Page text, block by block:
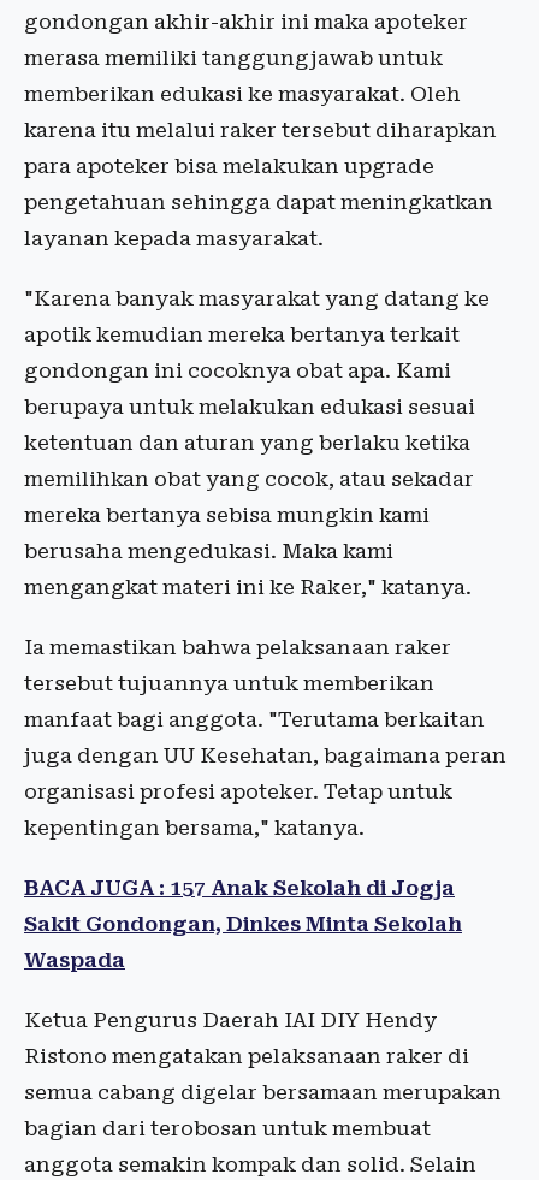
gondongan akhir-akhir ini maka apoteker
merasa memiliki tanggungjawab untuk
memberikan edukasi ke masyarakat. Oleh
karena itu melalui raker tersebut diharapkan
para apoteker bisa melakukan upgrade
pengetahuan sehingga dapat meningkatkan
layanan kepada masyarakat.
"Karena banyak masyarakat yang datang ke
apotik kemudian mereka bertanya terkait
gondongan ini cocoknya obat apa. Kami
berupaya untuk melakukan edukasi sesuai
ketentuan dan aturan yang berlaku ketika
memilihkan obat yang cocok, atau sekadar
mereka bertanya sebisa mungkin kami
berusaha mengedukasi. Maka kami
mengangkat materi ini ke Raker," katanya.
Ia memastikan bahwa pelaksanaan raker
tersebut tujuannya untuk memberikan
manfaat bagi anggota. "Terutama berkaitan
juga dengan UU Kesehatan, bagaimana peran
organisasi profesi apoteker. Tetap untuk
kepentingan bersama," katanya.
BACA JUGA : 157 Anak Sekolah di Jogja
Sakit Gondongan, Dinkes Minta Sekolah
Waspada
Ketua Pengurus Daerah IAI DIY Hendy
Ristono mengatakan pelaksanaan raker di
semua cabang digelar bersamaan merupakan
bagian dari terobosan untuk membuat
anggota semakin kompak dan solid. Selain